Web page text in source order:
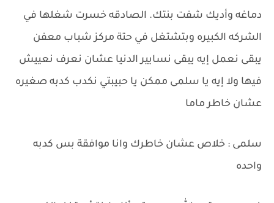
دماغه وأديك شفت بنتك. الصادقه خسرت شغلها في
الشركه الكبيره وبتشتغل في حتة مركز شباب معفن
يبقى نعمل إيه يبقى نسايير الدنيا عشان نعرف نعييش
فيها ولا إيه يا سلمى ممكن يا حبيبتي نكدب كدبه صغيره
عشان خاطر ماما
سلمى : خلاص عشان خاطرك وانا موافقة بس كدبه
واحده